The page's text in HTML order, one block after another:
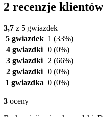
2 recenzje
3,7 z 5 gwiazdek
5 gwiazdek 1 (33%)
4 gwiazdki 0 (0%)
3 gwiazdki
2 (66%)
2 gwiazdki 0 (0%)
1 gwiazdka 0 (0%)
3 oceny